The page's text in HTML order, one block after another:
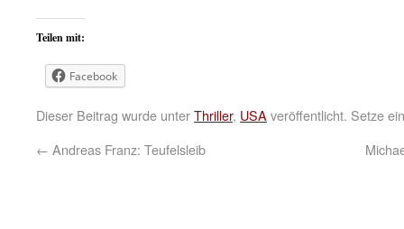
Teilen mit:
Facebook
Dieser Beitrag wurde unterThriller, USA veröffentlicht. Setze
← Andreas Franz: Teufelsleib